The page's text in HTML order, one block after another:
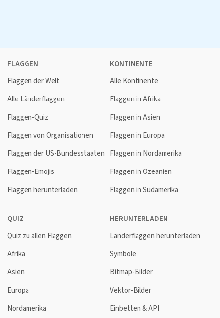
FLAGGEN
Flaggen der Welt
Alle Länderflaggen
Flaggen-Quiz
Flaggen von Organisationen
Flaggen der US-Bundesstaaten
Flaggen-Emojis
Flaggen herunterladen
KONTINENTE
Alle Kontinente
Flaggen in Afrika
Flaggen in Asien
Flaggen in Europa
Flaggen in Nordamerika
Flaggen in Ozeanien
Flaggen in Südamerika
QUIZ
Quiz zu allen Flaggen
Afrika
Asien
Europa
Nordamerika
HERUNTERLADEN
Länderflaggen herunterladen
Symbole
Bitmap-Bilder
Vektor-Bilder
Einbetten & API